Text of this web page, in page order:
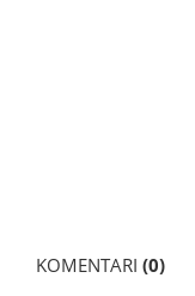
KOMENTARI (0)